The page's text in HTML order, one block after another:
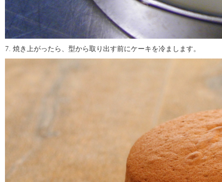
7. 焼き上がったら、型から取り出す前にケーキを冷まします。